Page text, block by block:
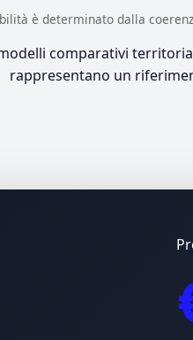
è determinato dalla
comparativi
rappresentano un